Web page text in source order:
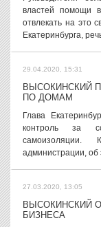
властей помощи
отвлекать на это
Екатеринбурга,
29.04.2020, 15:31
ВЫСОКИНСКИЙ
ПО ДОМАМ
Глава
контроль за
самоизоляции.
администрации, об
27.03.2020, 13:05
ВЫСОКИНСКИЙ
БИЗНЕСА